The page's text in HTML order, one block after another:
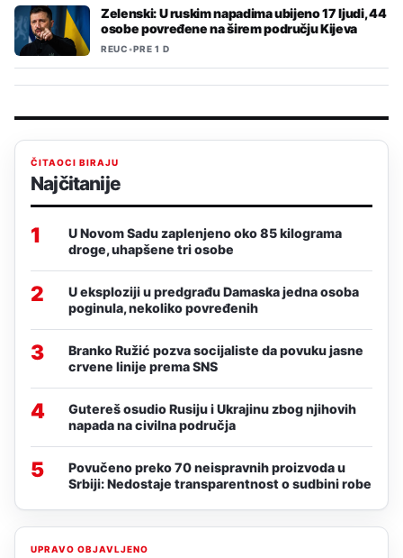
Zelenski: U ruskim napadima ubijeno 17 ljudi, 44
osobe povređene na širem području Kijeva
REUC•PRE 1 D
ČITAOCI BIRAJU
Najčitanije
1
U Novom Sadu zaplenjeno oko 85 kilograma
droge, uhapšene tri osobe
2
U eksploziji u predgrađu Damaska jedna osoba
poginula, nekoliko povređenih
3
Branko Ružić pozva socijaliste da povuku jasne
crvene linije prema SNS
4
Gutereš osudio Rusiju i Ukrajinu zbog njihovih
napada na civilna područja
5
Povučeno preko 70 neispravnih proizvoda u
Srbiji: Nedostaje transparentnost o sudbini robe
UPRAVO OBJAVLJENO